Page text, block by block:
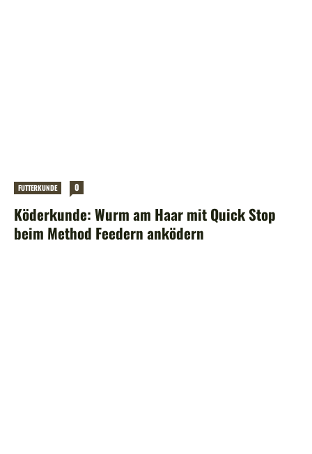
FUTTERKUNDE 0
Köderkunde: Wurm am Haar mit Quick Stop
beim Method Feedern anködern